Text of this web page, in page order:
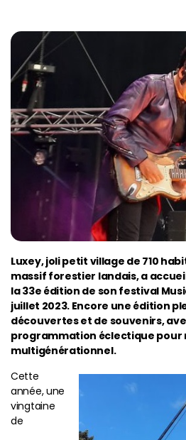
Luxey, joli petit village de 710
massif forestier landais, a
la 33e édition de son festival
juillet 2023. Encore une édition
découvertes et de souvenirs,
programmation éclectique pour
multigénérationnel.
Cette
année, une
vingtaine
de